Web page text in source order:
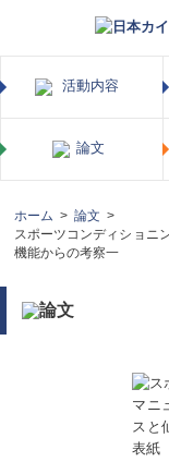
ホーム
論文
スポーツコンディショニ
機能からの考察一